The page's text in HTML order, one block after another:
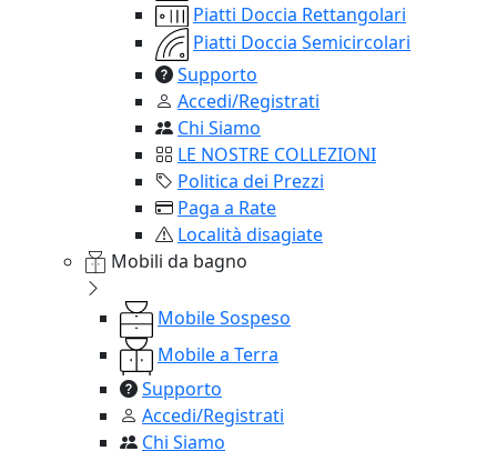
Piatti Doccia Rettangolari
Piatti Doccia Semicircolari
Supporto
Accedi/Registrati
Chi Siamo
LE NOSTRE COLLEZIONI
Politica dei Prezzi
Paga a Rate
Località disagiate
Mobili da bagno
Mobile Sospeso
Mobile a Terra
Supporto
Accedi/Registrati
Chi Siamo